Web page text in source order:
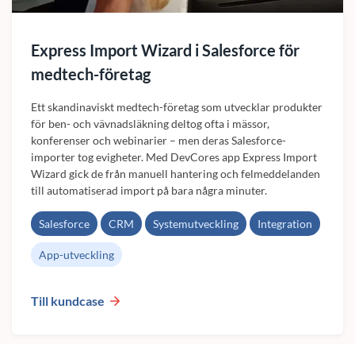
Express Import Wizard i Salesforce för
medtech-företag
Ett skandinaviskt medtech-företag som utvecklar produkter
för ben- och vävnadsläkning deltog ofta i mässor,
konferenser och webinarier – men deras Salesforce-
importer tog evigheter. Med DevCores app Express Import
Wizard gick de från manuell hantering och felmeddelanden
till automatiserad import på bara några minuter.
Salesforce CRM Systemutveckling Integration
App-utveckling
Till kundcase